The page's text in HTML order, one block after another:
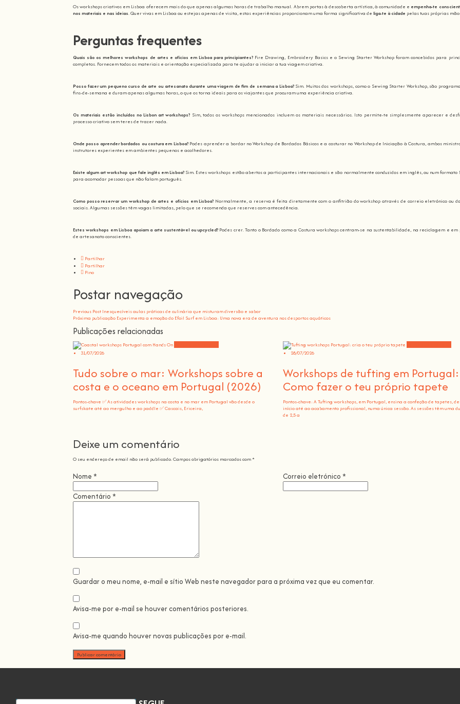
Os workshops criativos em Lisboa oferecem mais do que apenas algumas horas de trabalho manual. Abrem portas à descoberta artística, à comunidade e empenha-te
nos materiais e nas ideias. Quer vivas em Lisboa ou estejas apenas de visita, estas experiências proporcionam uma forma significativa de liga-te à cidade pelas tuas próprias
Perguntas frequentes
Quais são os melhores workshops de artes e ofícios em Lisboa para principiantes? Fire Drawing, Embroidery Basics e o Sewing Starter Workshop foram concebidos para
completos. Fornecem todos os materiais e orientação especializada para te ajudar a iniciar a tua viagem criativa.
Posso fazer um pequeno curso de arte ou artesanato durante uma viagem de fim de semana a Lisboa? Sim. Muitos dos workshops, como o Sewing Starter Workshop, são
fins-de-semana e duram apenas algumas horas, o que os torna ideais para os viajantes que procuram uma experiência criativa.
Os materiais estão incluídos no Lisbon art workshops? Sim, todos os workshops mencionados incluem os materiais necessários. Isto permite-te simplesmente aparecer e
processo criativo sem teres de trazer nada.
Onde posso aprender bordados ou costura em Lisboa? Podes aprender a bordar no Workshop de Bordados Básicos e a costurar no Workshop de Iniciação à Costura, ambos
instrutores experientes em ambientes pequenos e acolhedores.
Existe algum art workshop que fale inglês em Lisboa? Sim. Estes workshops estão abertos a participantes internacionais e são normalmente conduzidos em inglês, ou num formato
para acomodar pessoas que não falam português.
Como posso reservar um workshop de artes e ofícios em Lisboa? Normalmente, a reserva é feita diretamente com o anfitrião do workshop através de correio eletrónico ou
sociais. Algumas sessões têm vagas limitadas, pelo que se recomenda que reserves com antecedência.
Estes workshops em Lisboa apoiam a arte sustentável ou upcycled?Podes crer. Tanto o Bordado como a Costura workshops centram-se na sustentabilidade, na reciclagem e em
de artesanato conscientes.
Partilhar
Partilhar
Pino
Postar navegação
Previous Post Inesquecíveis aulas práticas de culinária que misturam diversão e sabor
Próxima publicação Experimenta a emoção do Efoil Surf em Lisboa: Uma nova era de aventura nos desportos aquáticos
Publicações relacionadas
31/07/2026
Tudo sobre o mar: Workshops sobre a
costa e o oceano em Portugal (2026)
Pontos-chave ✅ As atividades workshops na costa e no mar em Portugal vão desde o
surfskate até ao mergulho e ao paddle ✅ Cascais, Ericeira,
28/07/2026
Workshops de tufting em Portugal:
Como fazer o teu próprio tapete
Pontos-chave: A Tufting workshops, em Portugal, ensina a confeção de tapetes,
início até ao acabamento profissional, numa única sessão. As sessões têm uma
de 2,5 a
Deixe um comentário
O seu endereço de email não será publicado.Campos obrigatórios marcados com*
Nome * Correio eletrónico *
Comentário *
Guardar o meu nome, e-mail e sítio Web neste navegador para a próxima vez que eu comentar.
Avisa-me por e-mail se houver comentários posteriores.
Avisa-me quando houver novas publicações por e-mail.